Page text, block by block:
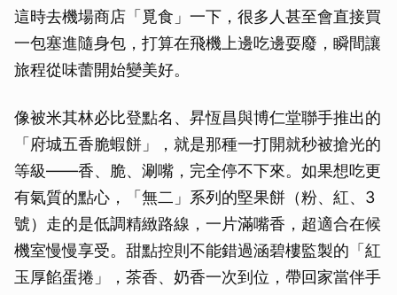
這時去機場商店「覓食」一下，很多人甚至會直接買
一包塞進隨身包，打算在飛機上邊吃邊耍廢，瞬間讓
旅程從味蕾開始變美好。
像被米其林必比登點名、昇恆昌與博仁堂聯手推出的
「府城五香脆蝦餅」，就是那種一打開就秒被搶光的
等級——香、脆、涮嘴，完全停不下來。如果想吃更
有氣質的點心，「無二」系列的堅果餅（粉、紅、3
號）走的是低調精緻路線，一片滿嘴香，超適合在候
機室慢慢享受。甜點控則不能錯過涵碧樓監製的「紅
玉厚餡蛋捲」，茶香、奶香一次到位，帶回家當伴手